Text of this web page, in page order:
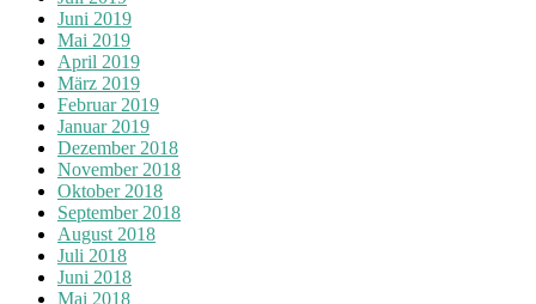
Juni 2019
Mai 2019
April 2019
März 2019
Februar 2019
Januar 2019
Dezember 2018
November 2018
Oktober 2018
September 2018
August 2018
Juli 2018
Juni 2018
Mai 2018